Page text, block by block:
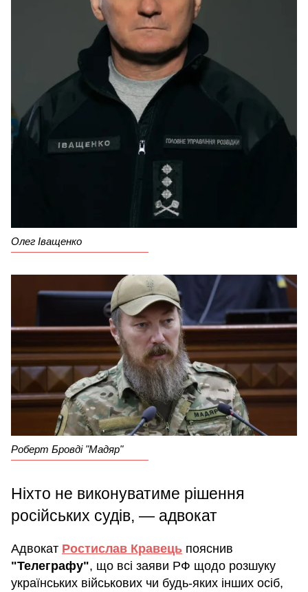
Олег Іващенко
Роберт Бровді "Мадяр"
Ніхто не виконуватиме рішення
російських судів, — адвокат
Адвокат Ростислав Кравець пояснив
"Телеграфу", що всі заяви РФ щодо розшуку
українських військових чи будь-яких інших осіб,